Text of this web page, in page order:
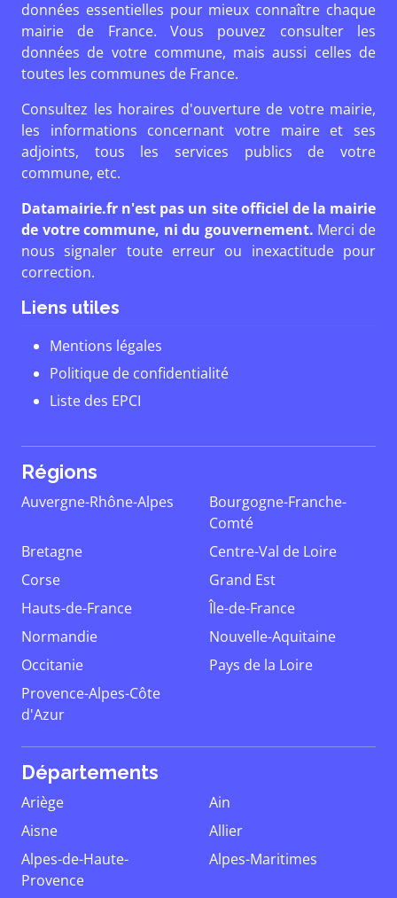
données essentielles pour mieux connaître chaque
mairie de France. Vous pouvez consulter les
données de votre commune, mais aussi celles de
toutes les communes de France.
Consultez les horaires d'ouverture de votre mairie,
les informations concernant votre maire et ses
adjoints, tous les services publics de votre
commune, etc.
Datamairie.fr n'est pas un site officiel de la mairie
de votre commune, ni du gouvernement. Merci de
nous signaler toute erreur ou inexactitude pour
correction.
Liens utiles
Mentions légales
Politique de confidentialité
Liste des EPCI
Régions
Auvergne-Rhône-Alpes
Bourgogne-Franche-
Comté
Bretagne
Centre-Val de Loire
Corse
Grand Est
Hauts-de-France
Île-de-France
Normandie
Nouvelle-Aquitaine
Occitanie
Pays de la Loire
Provence-Alpes-Côte
d'Azur
Départements
Ariège
Ain
Aisne
Allier
Alpes-de-Haute-
Provence
Alpes-Maritimes